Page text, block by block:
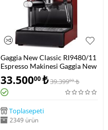
Gaggia New Classic RI9480/11
Espresso Makinesi Gaggia New
Classic E24 Kırmızı Espresso
Makinesi RI9481/12
33.50000₺39.39900 ₺
Toplasepeti
2349 ürün